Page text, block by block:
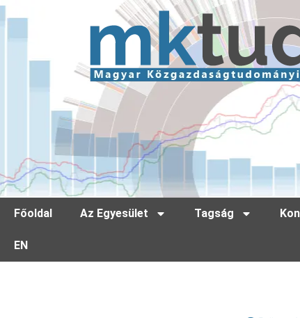
Főoldal Az Egyesület Tagság
EN